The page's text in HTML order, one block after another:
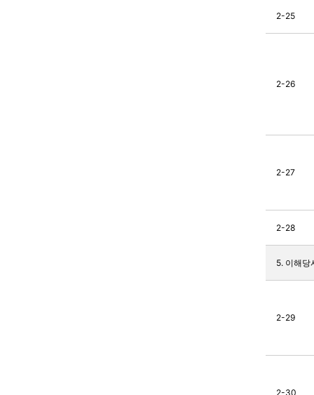
2-25
2-26
2-27
2-28
5. 이해당
2-29
2-30